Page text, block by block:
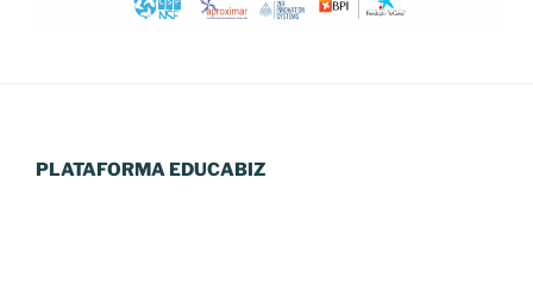
PLATAFORMA EDUCABIZ